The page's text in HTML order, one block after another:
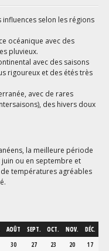
influences selon les régions
océanique avec des
pluvieux.
avec des saisons
rigoureux et des étés très
avec de rares
des hivers doux
la meilleure période
ou en septembre et
températures agréables
AOÛT SEPT. OCT. NOV.
DÉC.
30 27 23 20
17